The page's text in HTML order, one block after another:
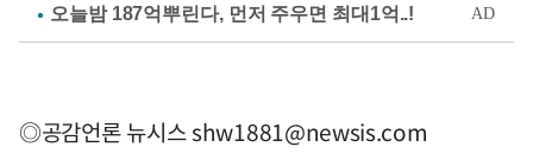
◎공감언론 뉴시스shw1881@newsis.com